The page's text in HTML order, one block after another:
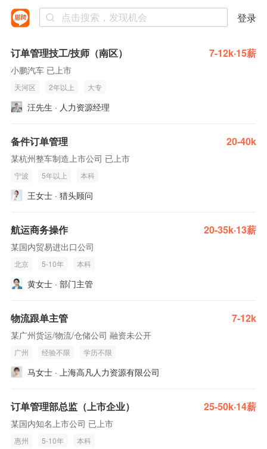
登录
订单管理技工/技师（南区） 7-12k·15薪
小鹏汽车 已上市
天河区 2年以上 大专
汪先生 · 人力资源经理
备件订单管理 20-40k
某杭州整车制造上市公司 已上市
宁波 5年以上 本科
王女士 · 猎头顾问
航运商务操作 20-35k·13薪
某国内贸易进出口公司
北京 5-10年 本科
黄女士 · 部门主管
物流跟单主管 7-12k
某广州货运/物流/仓储公司 融资未公开
广州 经验不限 学历不限
马女士 · 上海高凡人力资源有限公司
订单管理部总监（上市企业） 25-50k·14薪
某国内知名上市公司 已上市
惠州 5-10年 本科